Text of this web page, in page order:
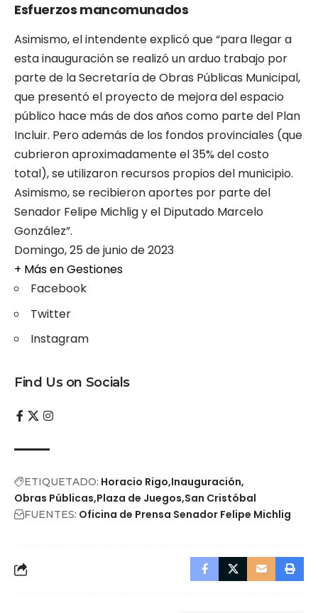
Esfuerzos mancomunados
Asimismo, el intendente explicó que “para llegar a
esta inauguración se realizó un arduo trabajo por
parte de la Secretaría de Obras Públicas Municipal,
que presentó el proyecto de mejora del espacio
público hace más de dos años como parte del Plan
Incluir. Pero además de los fondos provinciales (que
cubrieron aproximadamente el 35% del costo
total), se utilizaron recursos propios del municipio.
Asimismo, se recibieron aportes por parte del
Senador Felipe Michlig y el Diputado Marcelo
González”.
Domingo, 25 de junio de 2023
+ Más enGestiones
Facebook
Twitter
Instagram
Find Us on Socials
ETIQUETADO: Horacio Rigo Inauguración
Obras Públicas Plaza de Juegos San Cristóbal
FUENTES: Oficina de Prensa Senador Felipe Michlig